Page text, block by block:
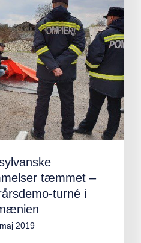
tæmmet –
turné i
2019